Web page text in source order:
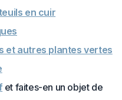
en cuir
et autres plantes vertes
et faites-en un objet de